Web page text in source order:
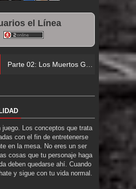
el Línea
Parte 02: Los Muertos Gobiernan a los Vivos
juego. Los conceptos que trata
con el fin de entretenerse
en la mesa. No eres un ser
cosas que tu personaje haga
deben quedarse ahí. Cuando
y sigue con tu vida normal.